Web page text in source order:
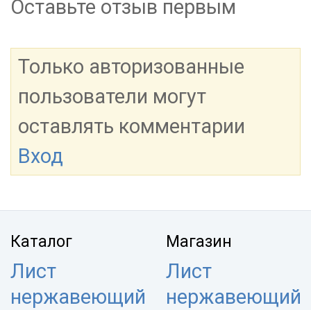
Оставьте отзыв первым
Только авторизованные
пользователи могут
оставлять комментарии
Вход
Каталог
Лист
нержавеющий
Магазин
Лист
нержавеющий